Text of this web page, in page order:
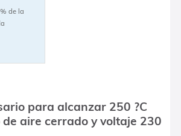
de la
para alcanzar 250 ?C
aire cerrado y voltaje 230